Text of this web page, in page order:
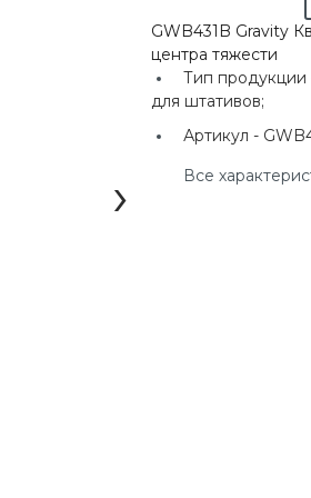
›
GWB431B Gravity
центра тяжести
Тип продукции
для штативов;
Артикул -
Все